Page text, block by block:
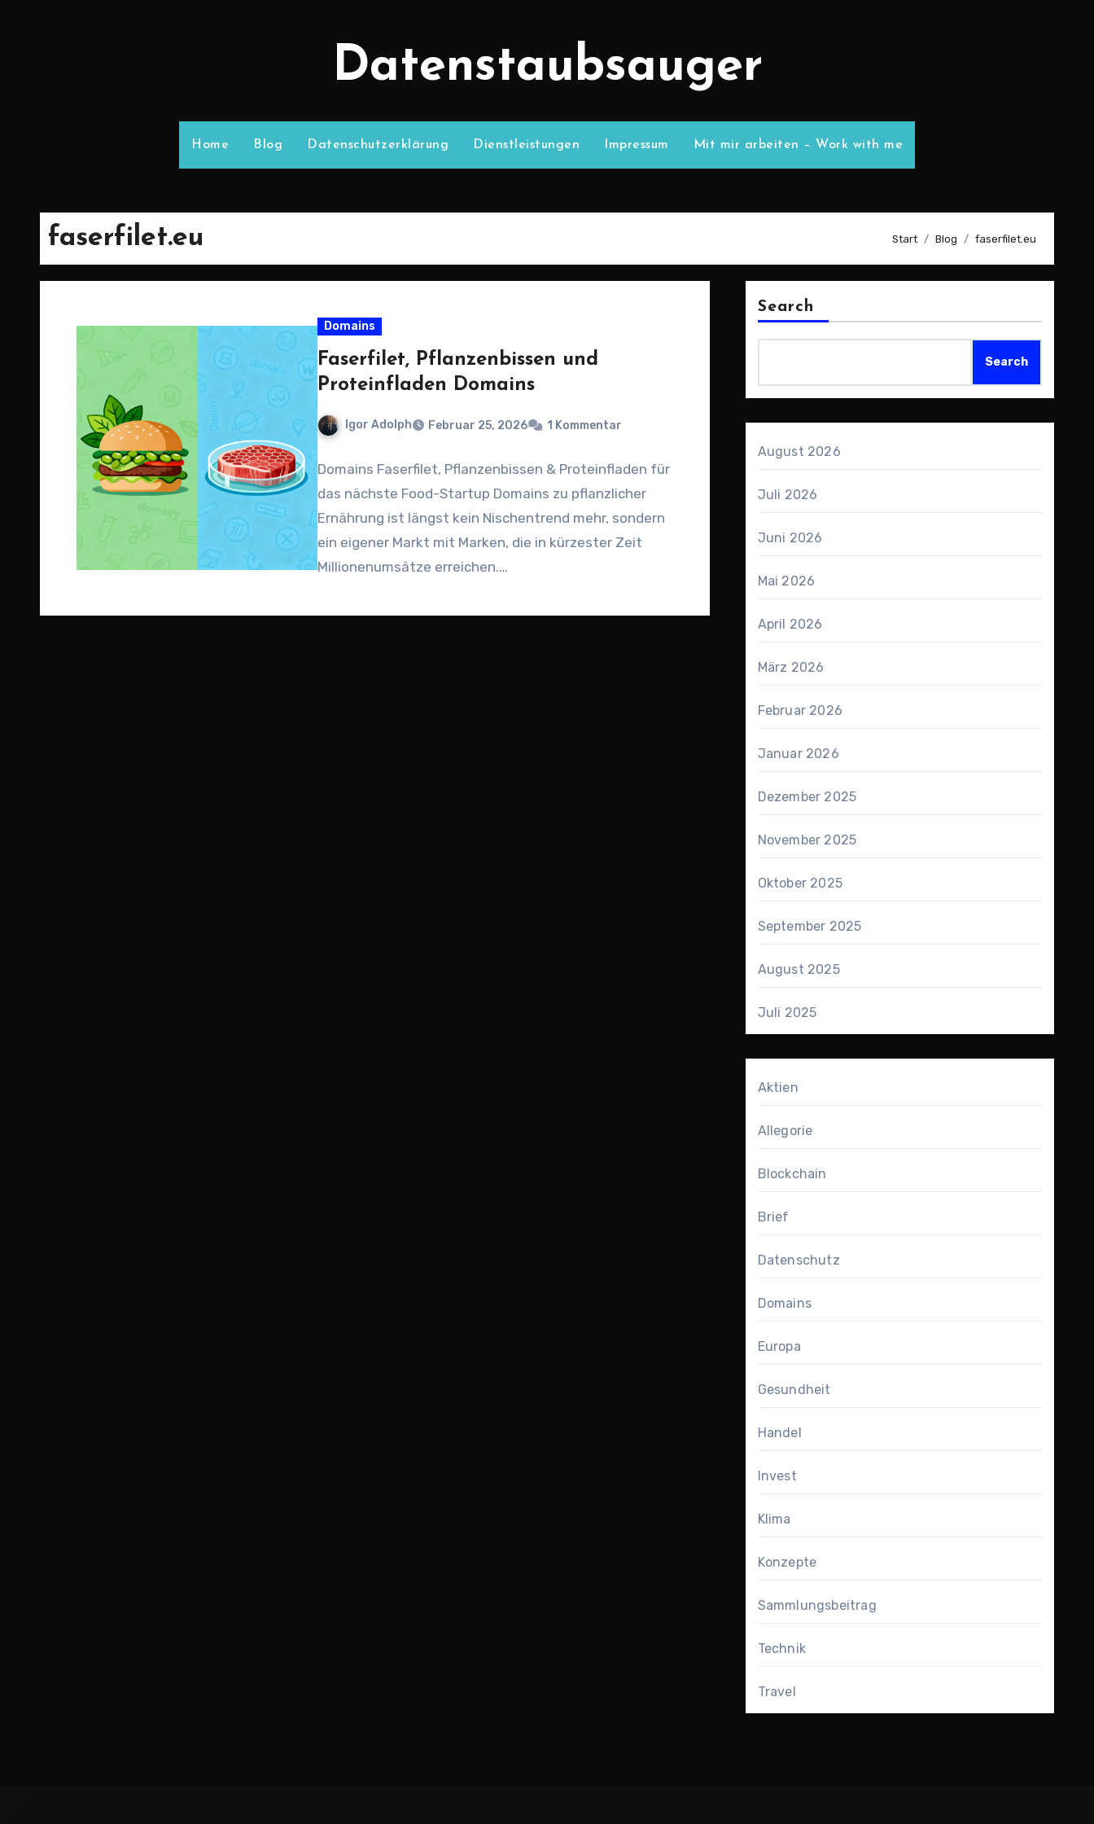
Datenstaubsauger
Home Blog Datenschutzerklärung Dienstleistungen Impressum Mit mir arbeiten – Work with me
faserfilet.eu Start Blog faserfilet.eu
Domains
Faserfilet, Pflanzenbissen und
Proteinfladen Domains
Igor Adolph Februar 25, 2026 1 Kommentar
Domains Faserfilet, Pflanzenbissen & Proteinfladen für
das nächste Food-Startup Domains zu pflanzlicher
Ernährung ist längst kein Nischentrend mehr, sondern
ein eigener Markt mit Marken, die in kürzester Zeit
Millionenumsätze erreichen.…
Search
Search
August 2026
Juli 2026
Juni 2026
Mai 2026
April 2026
März 2026
Februar 2026
Januar 2026
Dezember 2025
November 2025
Oktober 2025
September 2025
August 2025
Juli 2025
Aktien
Allegorie
Blockchain
Brief
Datenschutz
Domains
Europa
Gesundheit
Handel
Invest
Klima
Konzepte
Sammlungsbeitrag
Technik
Travel